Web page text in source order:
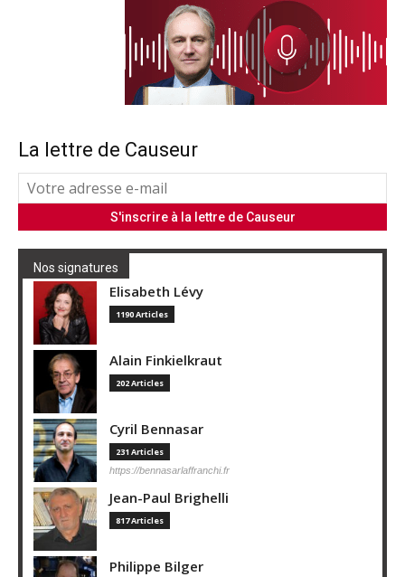
La lettre de Causeur
Nos signatures
Elisabeth Lévy
1190 Articles
Alain Finkielkraut
202 Articles
Cyril Bennasar
231 Articles
https://bennasarlaffranchi.fr
Jean-Paul Brighelli
817 Articles
Philippe Bilger